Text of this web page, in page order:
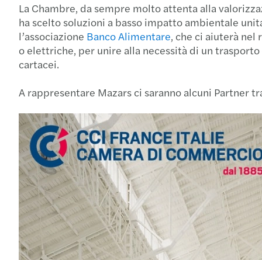
La Chambre, da sempre molto attenta alla
ha scelto soluzioni a basso impatto ambientale
l’associazione Banco Alimentare, che ci aiuterà
o elettriche, per unire alla necessità di un
cartacei.
A rappresentare Mazars ci saranno alcuni Partner